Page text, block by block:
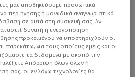
μας αποθηκεύουμε προσωπικά
περιήγησης ή μοναδικά αναγνωριστικά
σε αυτά στη συσκευή σας. Αν
δυνατή η ενεργοποίηση
προκειμένου να υποστηριχθούν οι
παρακάτω, για τους οποίους εμείς και οι
τα δεδομένα με σκοπό την
Απόρριψη όλων όλων ή
σας, οι εν λόγω τεχνολογίες θα